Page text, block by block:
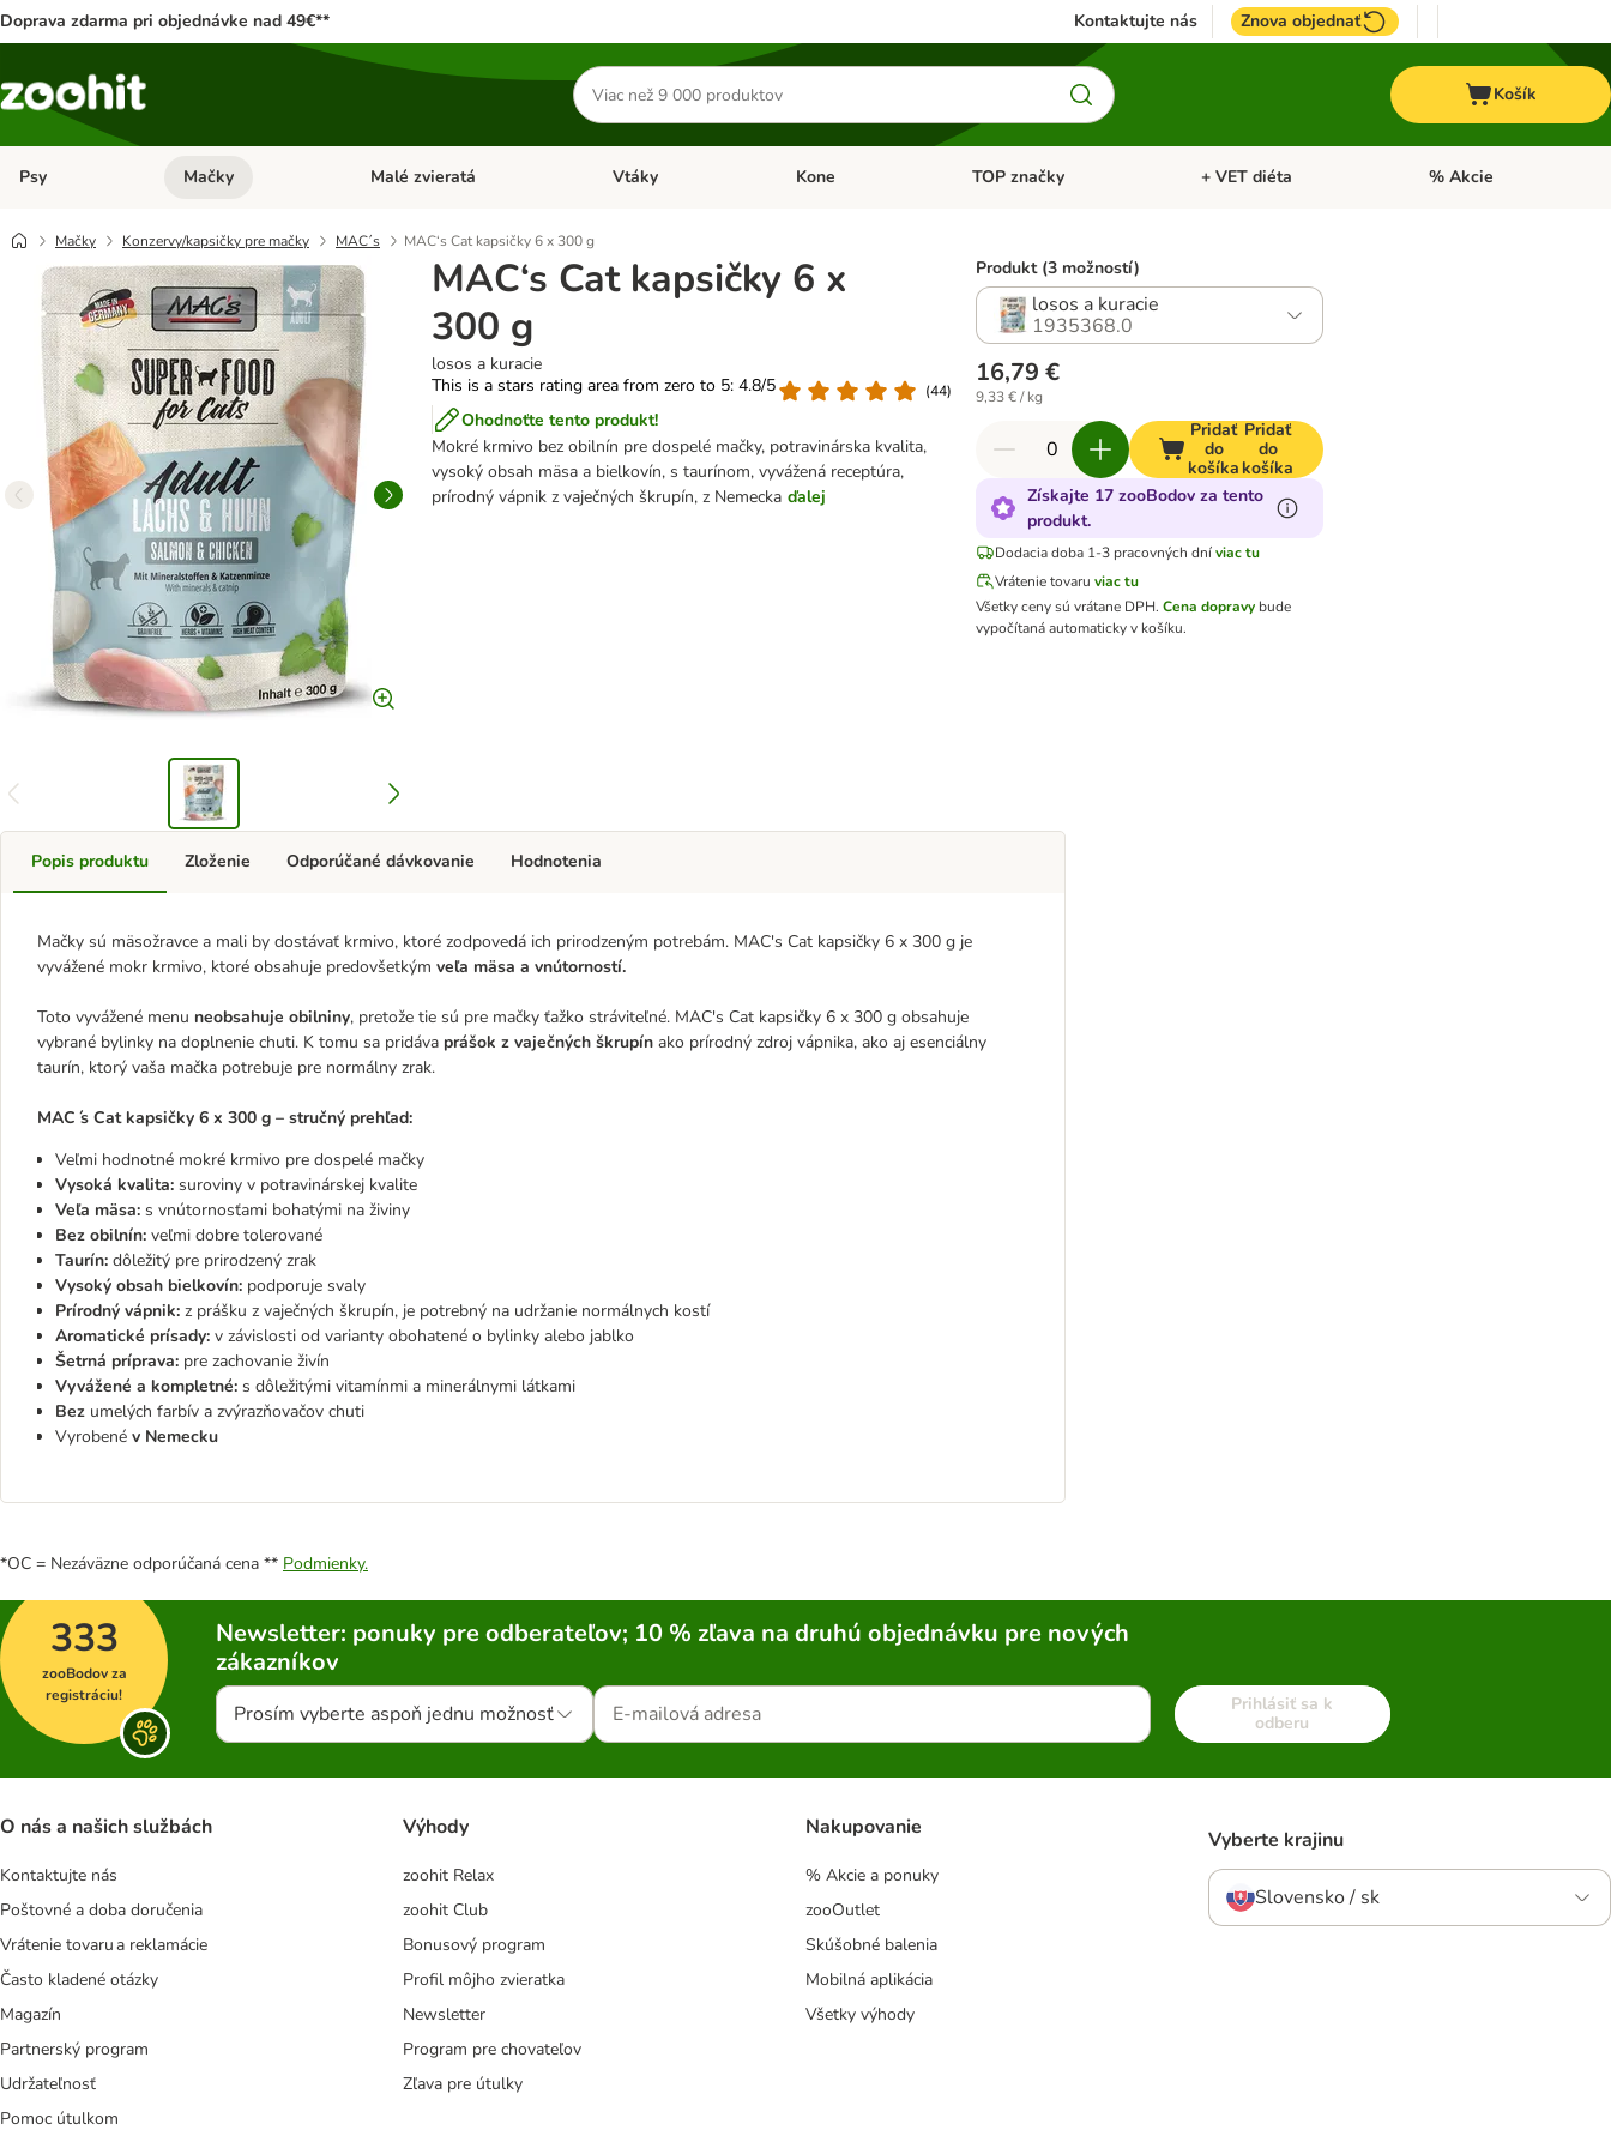
Doprava zdarma pri objednávke nad 49€** Kontaktujte nás Znova objednať
Hľadať
produkty
Košík
Psy Otvoriť menu: Psy
Mačky Otvoriť menu: Mačky
Malé zvieratá Otvoriť menu: Malé zvieratá
Vtáky Otvoriť menu: Vtáky
Kone Otvoriť menu: Kone
TOP značky Otvoriť menu: TOP značky
+ VET diéta Otvoriť menu: + VET diéta
% Akcie
Mačky Konzervy/kapsičky pre mačky MAC´s MAC‘s Cat kapsičky 6 x 300 g
MAC‘s Cat kapsičky 6 x
300 g
losos a kuracie
This is a stars rating area from zero to 5: 4.8/5
(44)
Ohodnoťte tento produkt!
Mokré krmivo bez obilnín pre dospelé mačky, potravinárska kvalita,
vysoký obsah mäsa a bielkovín, s taurínom, vyvážená receptúra,
prírodný vápnik z vaječných škrupín, z Nemecka ďalej
Produkt (3 možností)
losos a kuracie
1935368.0
16,79 €
9,33 € / kg
Pridať
do
košíka
Pridať
do
košíka
Získajte 17 zooBodov za tento
produkt.
Dodacia doba 1-3 pracovných dníviac tu
Vrátenie tovaru viac tu
Všetky ceny sú vrátane DPH. Cena dopravy bude
vypočítaná automaticky v košíku.
Popis produktu
Mačky sú mäsožravce a mali by dostávať krmivo, ktoré zodpovedá ich prirodzeným potrebám. MAC's Cat kapsičky 6 x 300 g je
vyvážené mokr krmivo, ktoré obsahuje predovšetkým veľa mäsa a vnútorností.
Toto vyvážené menu neobsahuje obilniny, pretože tie sú pre mačky ťažko stráviteľné. MAC's Cat kapsičky 6 x 300 g obsahuje
vybrané bylinky na doplnenie chuti. K tomu sa pridáva prášok z vaječných škrupín ako prírodný zdroj vápnika, ako aj esenciálny
taurín, ktorý vaša mačka potrebuje pre normálny zrak.
MAC ́s Cat kapsičky 6 x 300 g – stručný prehľad:
Veľmi hodnotné mokré krmivo pre dospelé mačky
Vysoká kvalita: suroviny v potravinárskej kvalite
Veľa mäsa: s vnútornosťami bohatými na živiny
Bez obilnín: veľmi dobre tolerované
Taurín: dôležitý pre prirodzený zrak
Vysoký obsah bielkovín: podporuje svaly
Prírodný vápnik: z prášku z vaječných škrupín, je potrebný na udržanie normálnych kostí
Aromatické prísady: v závislosti od varianty obohatené o bylinky alebo jablko
Šetrná príprava: pre zachovanie živín
Vyvážené a kompletné: s dôležitými vitamínmi a minerálnymi látkami
Bez umelých farbív a zvýrazňovačov chuti
Vyrobené v Nemecku
Zloženie Odporúčané dávkovanie Hodnotenia
*OC = Nezáväzne odporúčaná cena ** Podmienky.
333
zooBodov za
registráciu!
Newsletter: ponuky pre odberateľov; 10 % zľava na druhú objednávku pre nových
zákazníkov
Prosím vyberte aspoň jednu možnosť
Prihlásiť sa k
odberu
O nás a našich službách
Kontaktujte nás
Poštovné a doba doručenia
Vrátenie tovaru a reklamácie
Často kladené otázky
Magazín
Partnerský program
Udržateľnosť
Pomoc útulkom
Výhody
zoohit Relax
zoohit Club
Bonusový program
Profil môjho zvieratka
Newsletter
Program pre chovateľov
Zľava pre útulky
Nakupovanie
% Akcie a ponuky
zooOutlet
Skúšobné balenia
Mobilná aplikácia
Všetky výhody
Vyberte krajinu
Slovensko / sk